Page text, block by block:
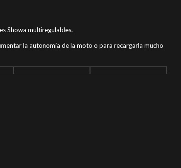
Showa multiregulables.
la autonomía de la moto o para recargarla mucho